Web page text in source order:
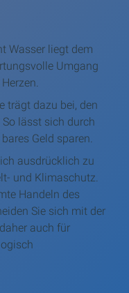
Wasser liegt dem
Umgang
trägt dazu bei, den
lässt sich durch
Geld sparen.
ausdrücklich zu
und Klimaschutz.
Handeln des
Sie sich mit der
auch für